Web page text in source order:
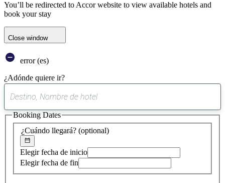
You’ll be redirected to Accor website to view available hotels and
book your stay
Close window
error (es)
¿Adónde quiere ir?
sugerencia
encontrada
¿Cuándo llegará? (optional)
Elegir fecha de inicio
Elegir fecha de fin
Booking Dates